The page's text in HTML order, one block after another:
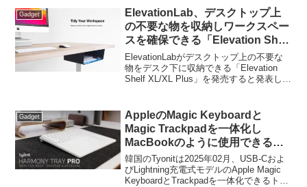
Gadget
ElevationLab、デスクトップ上
の不要な物を収納しワークスペー
スを確保できる「Elevation Shelf
XL/XL Plus」を発売。
ElevationLabがデスクトップ上の不要な
物をデスク下に収納できる「Elevation
Shelf XL/XL Plus」を発売すると発表して
Gadget
AppleのMagic Keyboardと
Magic Trackpadを一体化し
MacBookのように使用できる
「Tyonit Harmony Tray Pro」が
日本でも販売開始。
韓国のTyonitは2025年02月、USB-Cおよ
びLightning充電式モデルのApple Magic
KeyboardとTrackpadを一体化できるトレ